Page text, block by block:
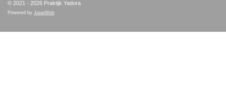
a
s
c
b
a
© 2021 - 2026 Praktijk Yadora
Powered by JouwWeb